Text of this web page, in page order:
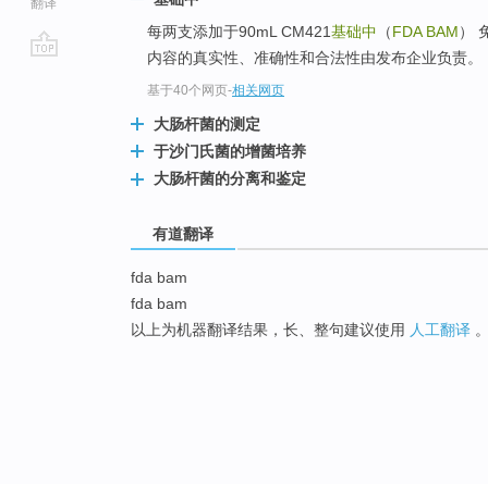
翻译
每两支添加于90mL CM421基础中 （FDA BAM）
内容的真实性、准确性和合法性由发布企业负责。
基于40个网页-相关网页
大肠杆菌的测定
于沙门氏菌的增菌培养
大肠杆菌的分离和鉴定
有道翻译
fda bam
fda bam
以上为机器翻译结果，长、整句建议使用 人工翻译